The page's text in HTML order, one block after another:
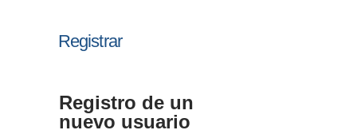
Registrar
Registro de un
nuevo usuario